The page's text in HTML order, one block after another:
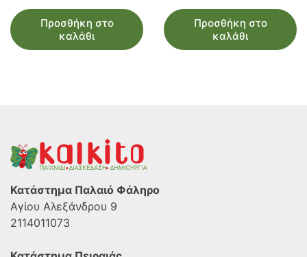
Προσθήκη στο
καλάθι
Προσθήκη στο
καλάθι
Κατάστημα Παλαιό Φάληρο
Αγίου Αλεξάνδρου 9
2114011073